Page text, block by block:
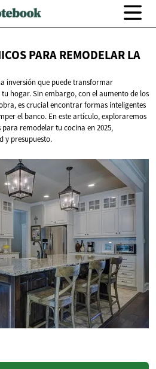
PARA REMODELAR LA
inversión que puede transformar
hogar. Sin embargo, con el aumento de los
es crucial encontrar formas inteligentes
el banco. En este artículo, exploraremos
remodelar tu cocina en 2025,
y presupuesto.